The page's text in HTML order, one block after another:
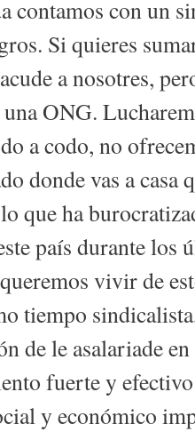
contamos con un
Si quieres
a nosotres,
ONG.
a codo, no
donde vas a casa
que ha
país durante
vivir de
tiempo
de le asalariade
fuerte y
y económico